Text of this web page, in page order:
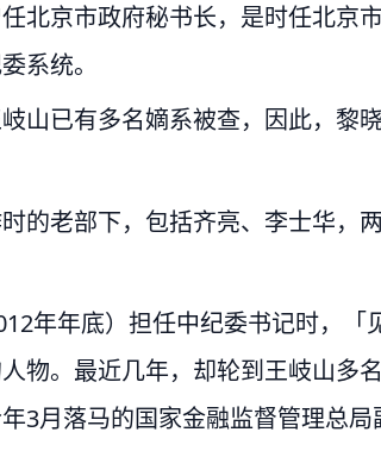
北京市政府秘书长，是时任北京
系统。
山已有多名嫡系被查，因此，黎
的老部下，包括齐亮、李士华，
年年底）担任中纪委书记时，「
物。最近几年，却轮到王岐山多
3月落马的国家金融监督管理总局